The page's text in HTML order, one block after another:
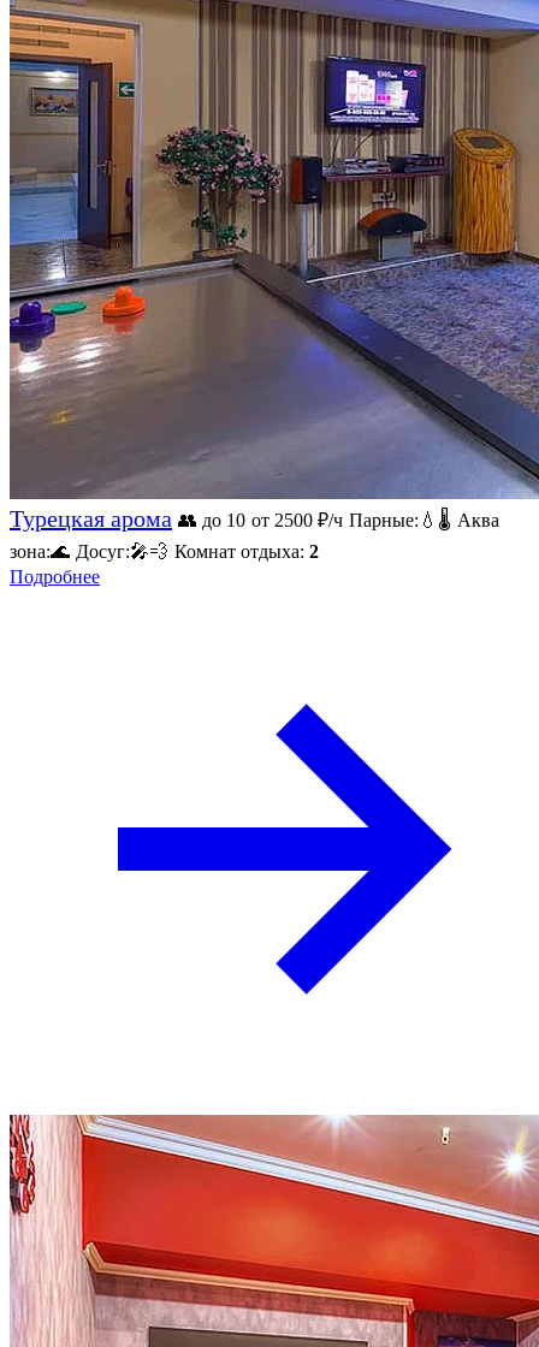
Турецкая арома 👥 до 10 от 2500 ₽/ч Парные: 💧 🌡️ Аква
зона:🌊 Досуг:🎤💨 Комнат отдыха: 2
Подробнее